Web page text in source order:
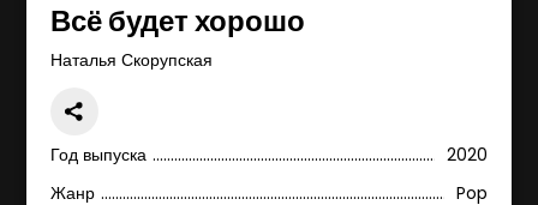
Всё будет хорошо
Наталья Скорупская
Год выпуска
2020
Жанр
Pop